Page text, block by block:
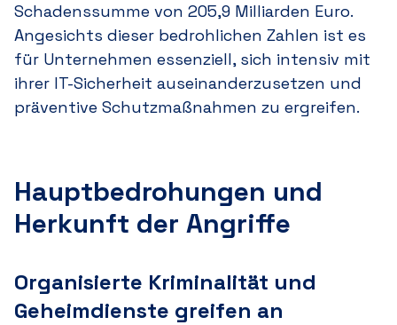
Schadenssumme von 205,9 Milliarden Euro.
Angesichts dieser bedrohlichen Zahlen ist es
für Unternehmen essenziell, sich intensiv mit
ihrer IT-Sicherheit auseinanderzusetzen und
präventive Schutzmaßnahmen zu ergreifen.
Hauptbedrohungen und
Herkunft der Angriffe
Organisierte Kriminalität und
Geheimdienste greifen an